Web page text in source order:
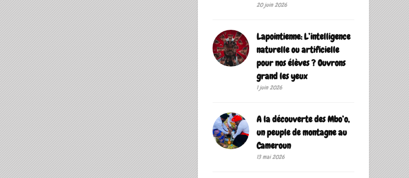
20 juin 2026
Lapointienne: L’intelligence
naturelle ou artificielle
pour nos élèves ? Ouvrons
grand les yeux
1 juin 2026
A la découverte des Mbo’o,
un peuple de montagne au
Cameroun
13 mai 2026